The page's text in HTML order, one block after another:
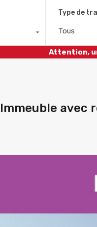
Type de
Tous
Attention,
Immeuble